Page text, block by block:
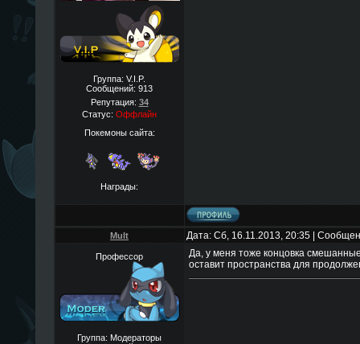
Группа: V.I.P.
Сообщений: 913
Репутация: 34
Статус: Оффлайн
Покемоны сайта:
Награды:
Mult Дата: Сб, 16.11.2013, 20:35 |
Профессор
Группа: Модераторы
Да, у меня тоже концовка
оставит пространства для